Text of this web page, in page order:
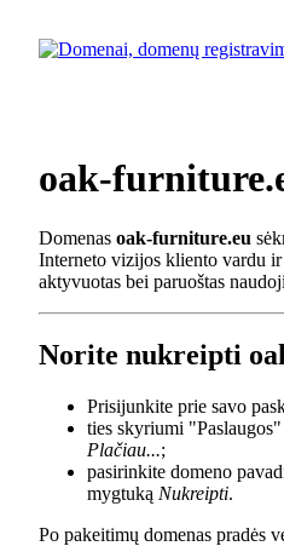
oak-
Domenas oak-furniture.eu
Interneto vizijos kliento vardu
aktyvuotas bei paruoštas
Norite nukreipti
Prisijunkite prie savo
ties skyriumi
Plačiau...;
pasirinkite domeno
mygtuką Nukreipti.
Po pakeitimų domenas pradės